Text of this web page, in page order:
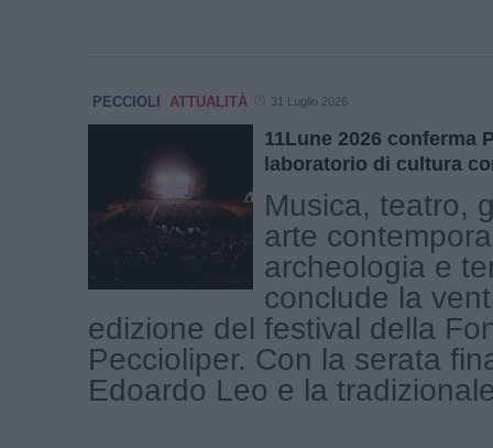
PECCIOLI ATTUALITÀ 31 Luglio 2026
11Lune 2026 conferma
laboratorio di cultura
Musica, teatro,
arte
archeologia e
conclude la
edizione del festival della
Peccioliper. Con la serata
Edoardo Leo e la